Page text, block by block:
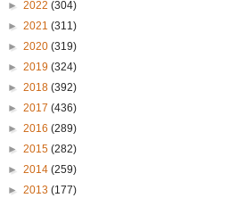
► 2022 (304)
► 2021 (311)
► 2020 (319)
► 2019 (324)
► 2018 (392)
► 2017 (436)
► 2016 (289)
► 2015 (282)
► 2014 (259)
► 2013 (177)